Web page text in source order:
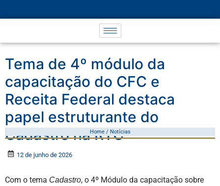
Tema de 4º módulo da
capacitação do CFC e
Receita Federal destaca
papel estruturante do
Cadastro na RTC
Home / Notícias
12 de junho de 2026
Com o tema Cadastro, o 4º Módulo da capacitação sobre